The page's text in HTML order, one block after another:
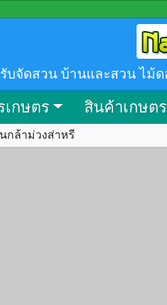
บจัดสวน บ้านและสวน ไม้
กษตร สินค้าเกษตร
กล้าม่วงส่าหรี